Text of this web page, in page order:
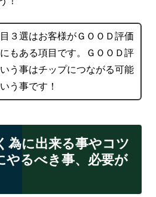
３選はお客様がＧＯＯＤ評価
もある項目です。ＧＯＯＤ評
う事はチップにつながる可能
う事です！
為に出来る事やコツ
やるべき事、必要が